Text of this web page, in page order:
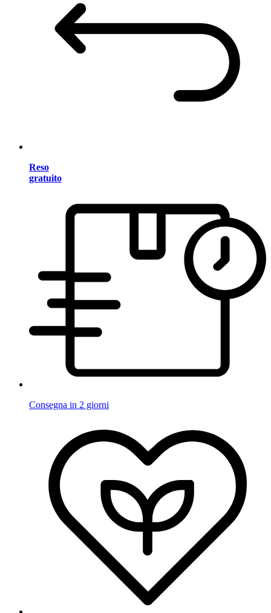
Reso
gratuito
Consegna in 2 giorni